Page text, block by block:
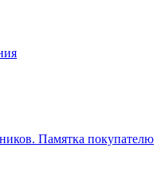
Памятка покупателю